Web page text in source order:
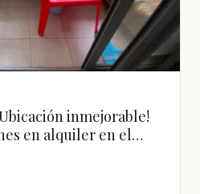
inmejorable!
en alquiler en el
cerca del parque